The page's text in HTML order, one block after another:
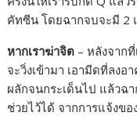
คัทซีน โดยฉากจบจะมี 2
หากเราฆ่าจิต – หลังจาก
จะวิ่งเข้ามา เอามีดที่ลง
ผลักจนกระเด็นไป แล้วฉ
ช่วยไว้ได้ จากการแจ้งข